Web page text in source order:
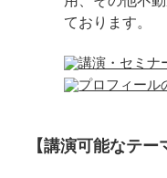
ております。
【講演可能なテー